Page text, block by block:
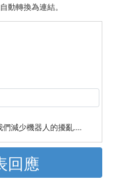
動轉換為連結。
減少機器人的擾亂....